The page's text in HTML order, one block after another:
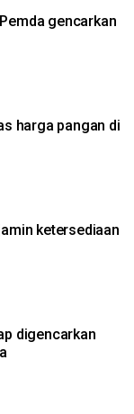
gencarkan
harga pangan di
ketersediaan
digencarkan